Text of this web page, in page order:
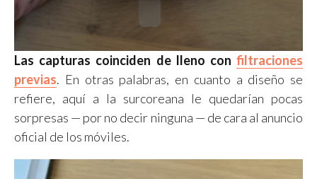
Las capturas coinciden de lleno con filtraciones
previas. En otras palabras, en cuanto a diseño se
refiere, aquí a la surcoreana le quedarían pocas
sorpresas — por no decir ninguna — de cara al anuncio
oficial de los móviles.